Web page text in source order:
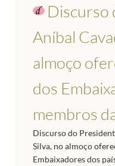
Discurso
Aníbal
almoço
dos
membros
Discurso do
Silva, no almoço
Embaixadores dos